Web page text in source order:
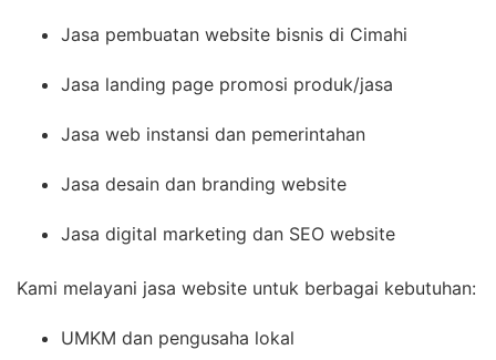
Jasa pembuatan website bisnis di Cimahi
Jasa landing page promosi produk/jasa
Jasa web instansi dan pemerintahan
Jasa desain dan branding website
Jasa digital marketing dan SEO website
Kami melayani jasa website untuk berbagai kebutuhan:
UMKM dan pengusaha lokal